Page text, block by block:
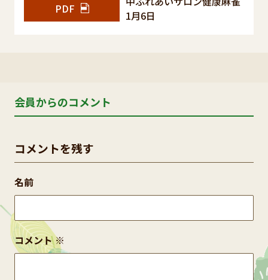
PDF
1月6日
会員からのコメント
コメントを残す
コメント※
名前